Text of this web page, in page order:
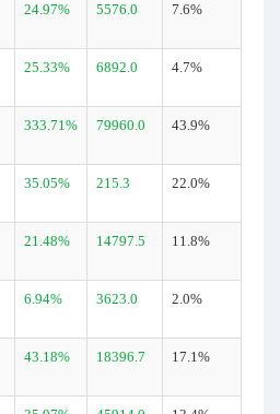
24.97% 5576.0 7.6%
25.33% 6892.0 4.7%
333.71% 79960.0 43.9%
35.05% 215.3 22.0%
21.48% 14797.5 11.8%
6.94% 3623.0 2.0%
43.18% 18396.7 17.1%